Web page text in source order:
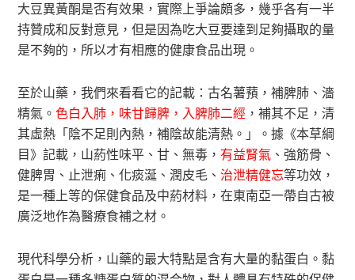
大豆異黃酮是否有效果，實際上爭論頗多，幾乎各有一半
持贊成和反對意見，但是因為吃大豆要達到足夠攝取的量
是不夠的，所以才有相應的健康食品出現。
至於山藥，我們來看看它的記載：古名薯蕷，補脾肺、濇
精氣。色白入肺，味甘歸脾，入脾肺二經 ，補其不足，清
其虛熱「陰不足則內熱，補陰故能清熱。」。據《本草綱
目》記載，山葯性味平、甘、無毒， 有益腎氣 、強筋骨、
健脾胃、止泄痢、化痰涎、潤皮毛、 治泄精健忘等功效，
是一種上等的保健食品及中葯材料，在東南亞一帶自古被
廣泛地作為醫療食補之材。
現代科學分析，山藥的最大特點是含有大量的黏蛋白。黏